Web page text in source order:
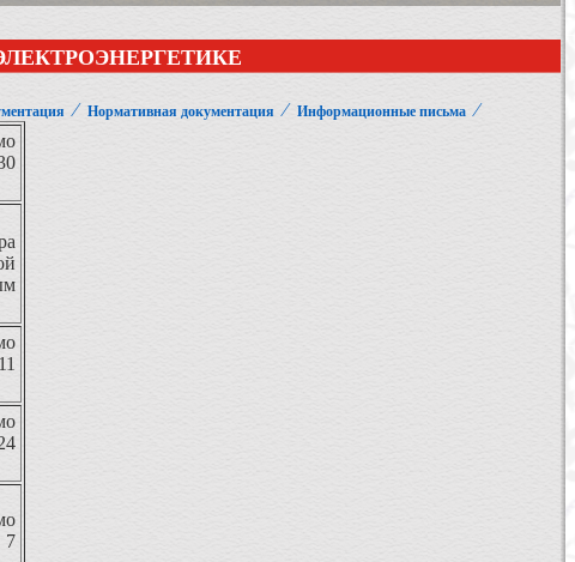
⁄ Нормативная документация ⁄ Информационные письма ⁄
7